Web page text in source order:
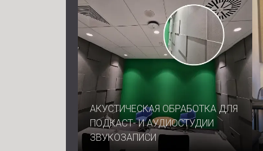
АКУСТИЧЕСКАЯ ОБРАБОТКА ДЛЯ
ПОДКАСТ- И АУДИОСТУДИИ
ЗВУКОЗАПИСИ